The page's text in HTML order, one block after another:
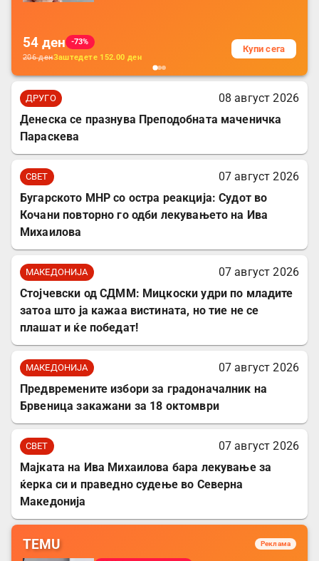
54 ден
-73%
206денЗаштедете 152.00 ден
Купи сега
ДРУГО
08 август 2026
Денеска се празнува Преподобната маченичка
Параскева
СВЕТ
07 август 2026
Бугарското МНР со остра реакција: Судот во
Кочани повторно го одби лекувањето на Ива
Михаилова
МАКЕДОНИЈА
07 август 2026
Стојчевски од СДММ: Мицкоски удри по младите
затоа што ја кажаа вистината, но тие не се
плашат и ќе победат!
МАКЕДОНИЈА
07 август 2026
Предвремените избори за градоначалник на
Брвеница закажани за 18 октомври
СВЕТ
07 август 2026
Мајката на Ива Михаилова бара лекување за
ќерка си и праведно судење во Северна
Македонија
TEMU Реклама